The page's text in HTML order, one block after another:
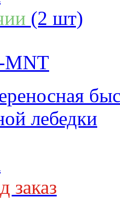
(2 шт)
MNT
лебедки
заказ